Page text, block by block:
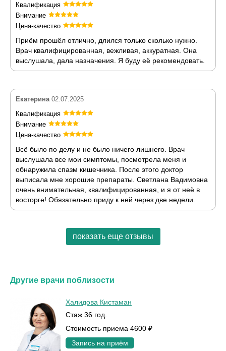
Квалификация
Внимание
Цена-качество
Приём прошёл отлично, длился только сколько нужно.
Врач квалифицированная, вежливая, аккуратная. Она
выслушала, дала назначения. Я буду её рекомендовать.
Екатерина 02.07.2025
Квалификация
Внимание
Цена-качество
Всё было по делу и не было ничего лишнего. Врач
выслушала все мои симптомы, посмотрела меня и
обнаружила спазм кишечника. После этого доктор
выписала мне хорошие препараты. Светлана Вадимовна
очень внимательная, квалифицированная, и я от неё в
восторге! Обязательно приду к ней через две недели.
показать еще отзывы
Другие врачи поблизости
Халидова Кистаман
Стаж 36 год.
Стоимость приема 4600 ₽
Запись на приём